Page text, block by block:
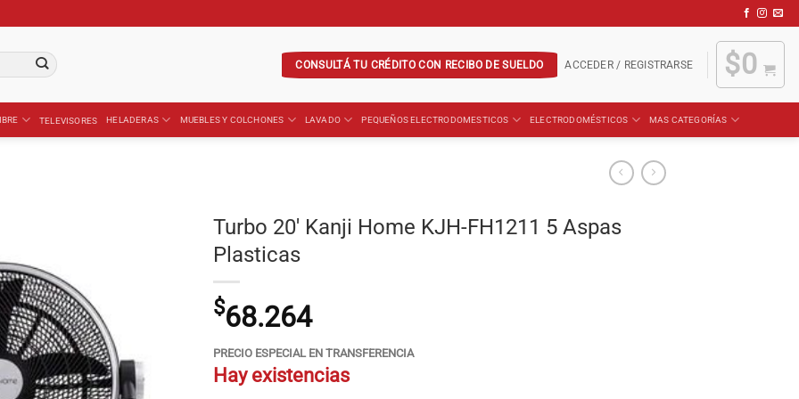
CONSULTÁ TU CRÉDITO CON RECIBO DE SUELDO ACCEDER / REGISTRARSE $0
TELEVISORES HELADERAS MUEBLES Y COLCHONES LAVADO PEQUEÑOS ELECTRODOMESTICOS ELECTRODOMÉSTICOS MAS CATEGORÍAS
Turbo 20′ Kanji Home KJH-FH1211 5 Aspas
Plasticas
$68.264
PRECIO ESPECIAL EN TRANSFERENCIA
Hay existencias